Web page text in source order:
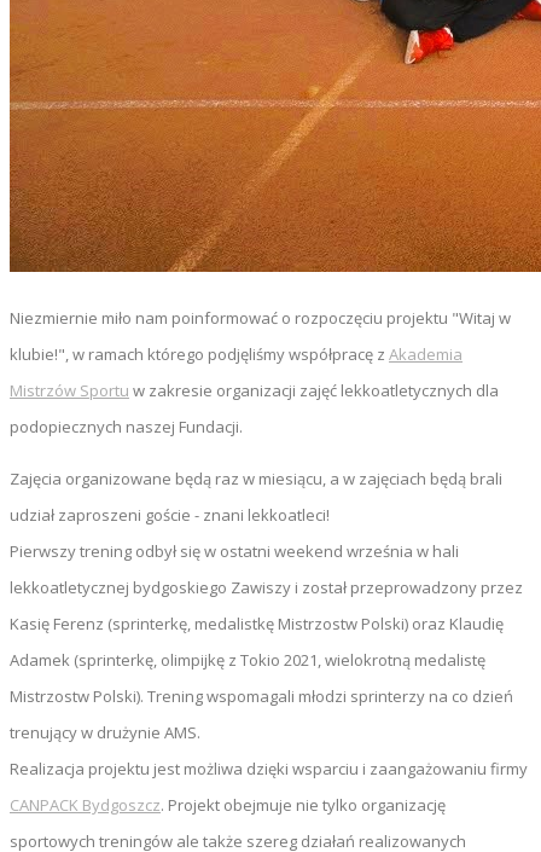
Niezmiernie miło nam poinformować o rozpoczęciu projektu "Witaj w
klubie!", w ramach którego podjęliśmy współpracę z Akademia
Mistrzów Sportu w zakresie organizacji zajęć lekkoatletycznych dla
podopiecznych naszej Fundacji.
Zajęcia organizowane będą raz w miesiącu, a w zajęciach będą brali
udział zaproszeni goście - znani lekkoatleci!
Pierwszy trening odbył się w ostatni weekend września w hali
lekkoatletycznej bydgoskiego Zawiszy i został przeprowadzony przez
Kasię Ferenz (sprinterkę, medalistkę Mistrzostw Polski) oraz Klaudię
Adamek (sprinterkę, olimpijkę z Tokio 2021, wielokrotną medalistę
Mistrzostw Polski). Trening wspomagali młodzi sprinterzy na co dzień
trenujący w drużynie AMS.
Realizacja projektu jest możliwa dzięki wsparciu i zaangażowaniu firmy
CANPACK Bydgoszcz. Projekt obejmuje nie tylko organizację
sportowych treningów ale także szereg działań realizowanych